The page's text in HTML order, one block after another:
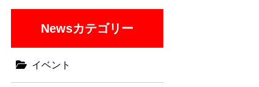
Newsカテゴリー
イベント